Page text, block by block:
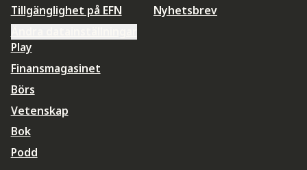
Tillgänglighet på EFN
Nyhetsbrev
Play
Finansmagasinet
Börs
Vetenskap
Bok
Podd